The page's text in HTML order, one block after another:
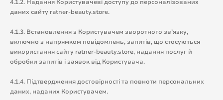
4.1.2. Надання Користувачеві доступу до персоналізованих
даних сайту ratner-beauty.store.
4.1.3. Встановлення з Користувачем зворотного зв’язку,
включно з напрямком повідомлень, запитів, що стосуються
використання сайту ratner-beauty.store, надання послуг й
обробки запитів і заявок від Користувача.
4.1.4. Підтвердження достовірності та повноти персональних
даних, наданих Користувачем.